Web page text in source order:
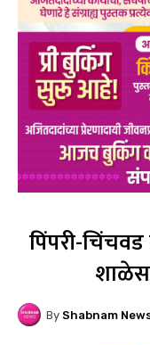
पिंपरी-
By Shabnam